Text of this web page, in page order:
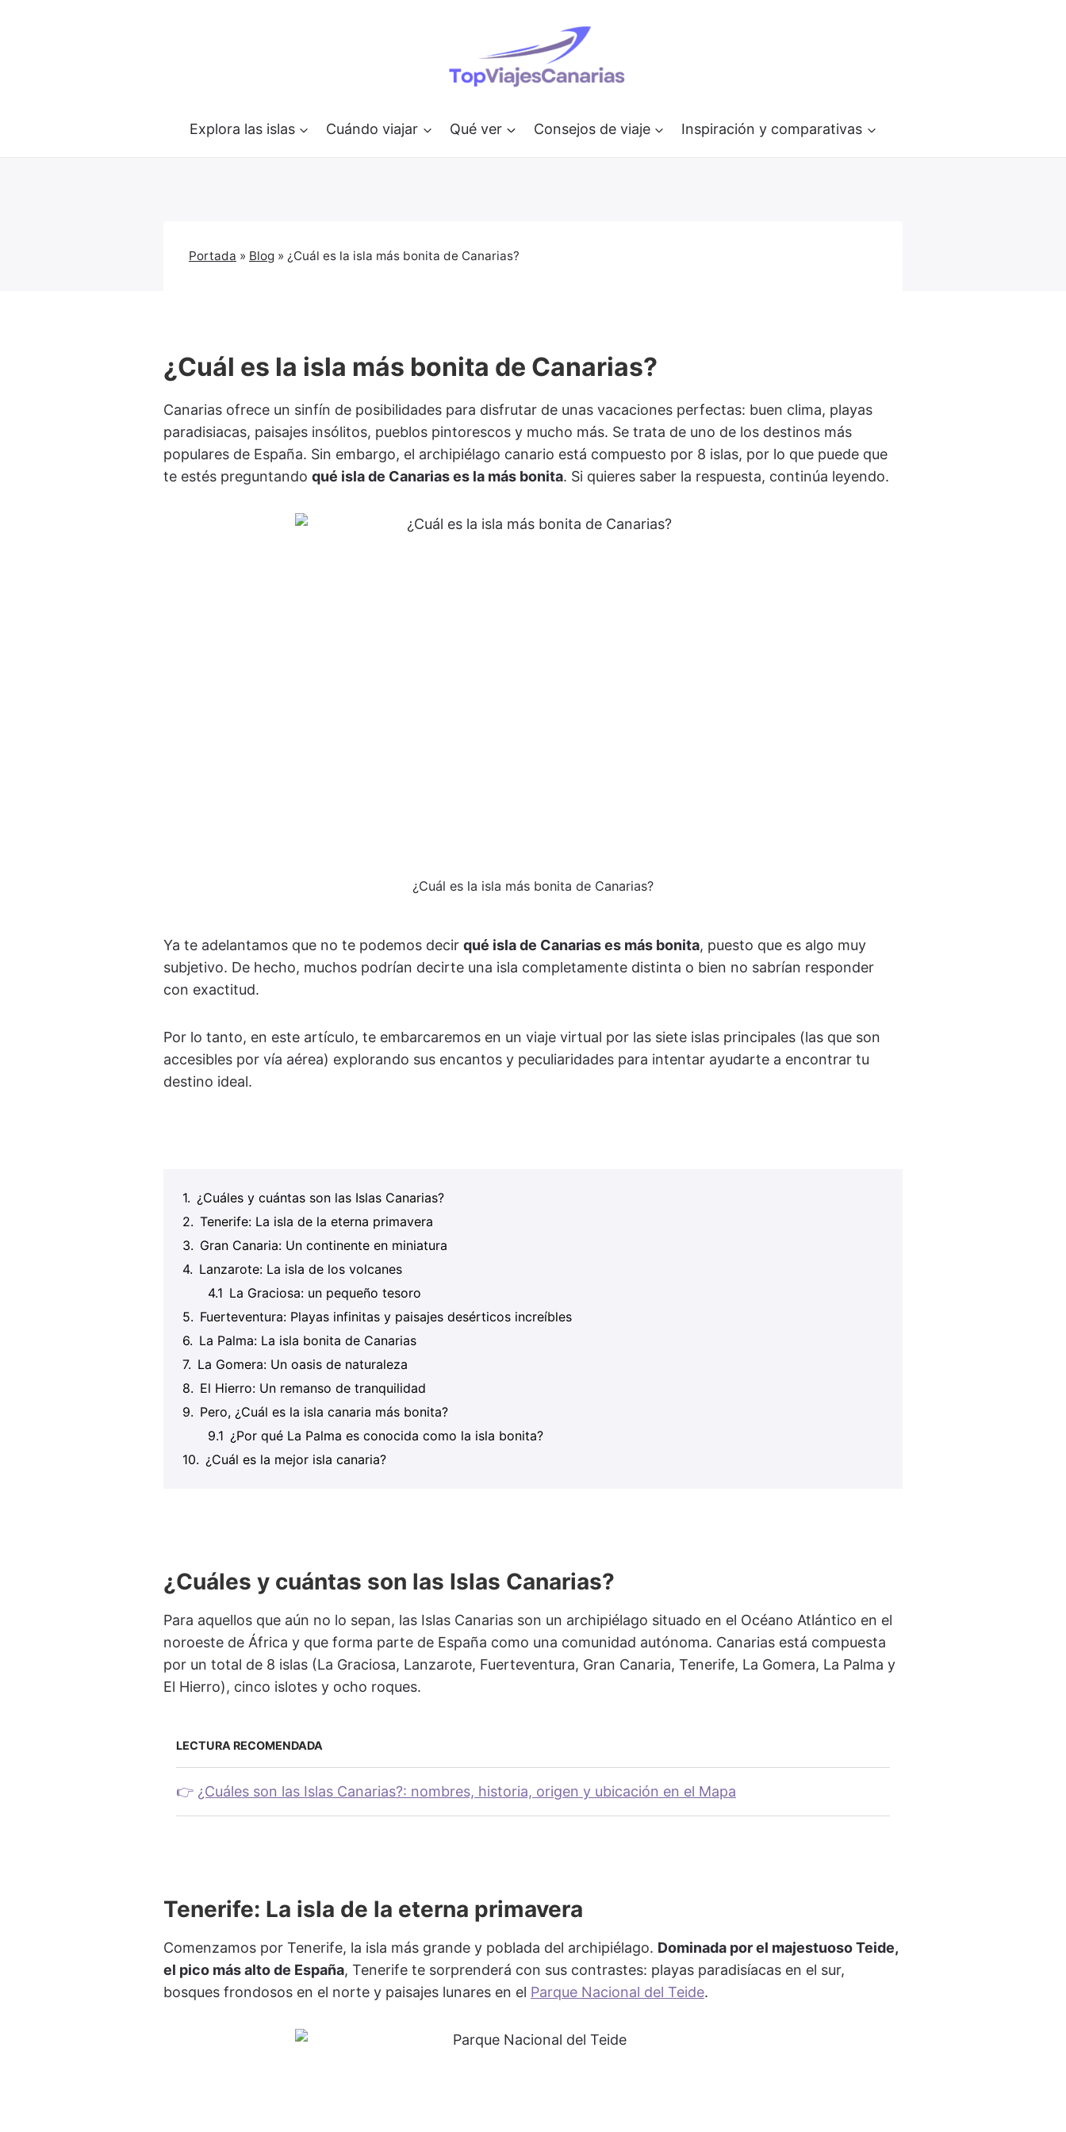
Explora las islas Cuándo viajar Qué ver Consejos de viaje Inspiración y comparativas
Portada » Blog » ¿Cuál es la isla más bonita de Canarias?
¿Cuál es la isla más bonita de Canarias?
Canarias ofrece un sinfín de posibilidades para disfrutar de unas vacaciones perfectas: buen clima, playas
paradisiacas, paisajes insólitos, pueblos pintorescos y mucho más. Se trata de uno de los destinos más
populares de España. Sin embargo, el archipiélago canario está compuesto por 8 islas, por lo que puede que
te estés preguntando qué isla de Canarias es la más bonita. Si quieres saber la respuesta, continúa leyendo.
¿Cuál es la isla más bonita de Canarias?
Ya te adelantamos que no te podemos decir qué isla de Canarias es más bonita, puesto que es algo muy
subjetivo. De hecho, muchos podrían decirte una isla completamente distinta o bien no sabrían responder
con exactitud.
Por lo tanto, en este artículo, te embarcaremos en un viaje virtual por las siete islas principales (las que son
accesibles por vía aérea) explorando sus encantos y peculiaridades para intentar ayudarte a encontrar tu
destino ideal.
¿Cuáles y cuántas son las Islas Canarias?
Tenerife: La isla de la eterna primavera
Gran Canaria: Un continente en miniatura
Lanzarote: La isla de los volcanes
La Graciosa: un pequeño tesoro
Fuerteventura: Playas infinitas y paisajes desérticos increíbles
La Palma: La isla bonita de Canarias
La Gomera: Un oasis de naturaleza
El Hierro: Un remanso de tranquilidad
Pero, ¿Cuál es la isla canaria más bonita?
¿Por qué La Palma es conocida como la isla bonita?
¿Cuál es la mejor isla canaria?
¿Cuáles y cuántas son las Islas Canarias?
Para aquellos que aún no lo sepan, las Islas Canarias son un archipiélago situado en el Océano Atlántico en el
noroeste de África y que forma parte de España como una comunidad autónoma. Canarias está compuesta
por un total de 8 islas (La Graciosa, Lanzarote, Fuerteventura, Gran Canaria, Tenerife, La Gomera, La Palma y
El Hierro), cinco islotes y ocho roques.
LECTURA RECOMENDADA
👉 ¿Cuáles son las Islas Canarias?: nombres, historia, origen y ubicación en el Mapa
Tenerife: La isla de la eterna primavera
Comenzamos por Tenerife, la isla más grande y poblada del archipiélago. Dominada por el majestuoso Teide,
el pico más alto de España, Tenerife te sorprenderá con sus contrastes: playas paradisíacas en el sur,
bosques frondosos en el norte y paisajes lunares en el Parque Nacional del Teide.